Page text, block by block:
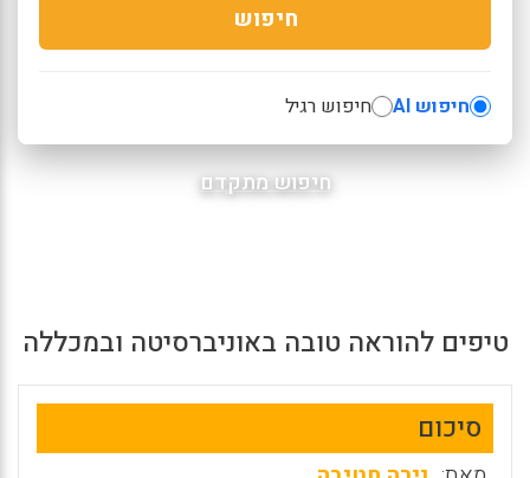
חיפוש
חיפוש AI חיפוש רגיל
חיפוש מתקדם
טיפים להוראה טובה באוניברסיטה ובמכללה
סיכום